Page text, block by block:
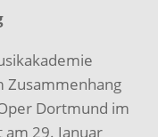
Zusammenhang
Dortmund im
29. Januar